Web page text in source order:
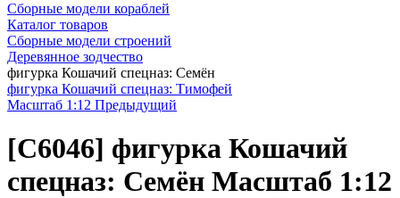
Сборные модели кораблей
Каталог товаров
Сборные модели строений
Деревянное зодчество
фигурка Кошачий спецназ: Семён
фигурка Кошачий спецназ: Тимофей
Масштаб 1:12 Предыдущий
[C6046] фигурка Кошачий
спецназ: Семён Масштаб 1:12